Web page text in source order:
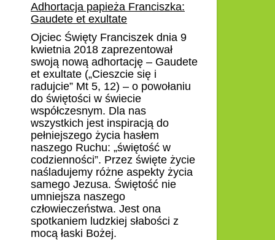
Adhortacja papieża Franciszka:
Gaudete et exultate
Ojciec Święty Franciszek dnia 9
kwietnia 2018 zaprezentował
swoją nową adhortację – Gaudete
et exultate („Cieszcie się i
radujcie” Mt 5, 12) – o powołaniu
do świętości w świecie
współczesnym. D la nas
wszystkich jest inspiracją do
pełniejszego życia hasłem
naszego Ruchu: „świętość w
codzienności”. Przez święte życie
naśladujemy różne aspekty życia
samego Jezusa. Świętość nie
umniejsza naszego
człowieczeństwa. Jest ona
spotkaniem ludzkiej słabości z
mocą łaski Bożej.